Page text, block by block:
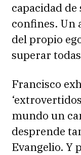
capacidad
confines. Un
del propio
superar
Francisco
mundo un
desprende
Evangelio. Y